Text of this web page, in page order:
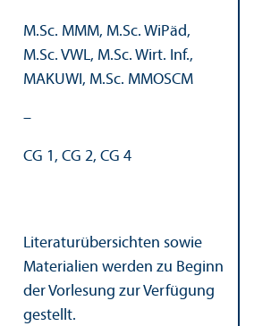
M.Sc. MMM, M.Sc. WiPäd,
M.Sc. VWL, M.Sc. Wirt. Inf.,
MAKUWI, M.Sc. MMOSCM
–
CG 1, CG 2, CG 4
Literatur­übersichten sowie
Materialien werden zu Beginn
der Vorlesung zur Verfügung
gestellt.